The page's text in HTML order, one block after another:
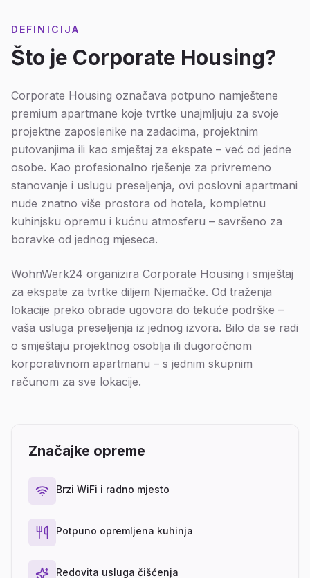
DEFINICIJA
Što je Corporate Housing?
Corporate Housing označava potpuno namještene
premium apartmane koje tvrtke unajmljuju za svoje
projektne zaposlenike na zadacima, projektnim
putovanjima ili kao smještaj za ekspate – već od jedne
osobe. Kao profesionalno rješenje za privremeno
stanovanje i uslugu preseljenja, ovi poslovni apartmani
nude znatno više prostora od hotela, kompletnu
kuhinjsku opremu i kućnu atmosferu – savršeno za
boravke od jednog mjeseca.
WohnWerk24 organizira Corporate Housing i smještaj
za ekspate za tvrtke diljem Njemačke. Od traženja
lokacije preko obrade ugovora do tekuće podrške –
vaša usluga preseljenja iz jednog izvora. Bilo da se radi
o smještaju projektnog osoblja ili dugoročnom
korporativnom apartmanu – s jednim skupnim
računom za sve lokacije.
Značajke opreme
Brzi WiFi i radno mjesto
Potpuno opremljena kuhinja
Redovita usluga čišćenja